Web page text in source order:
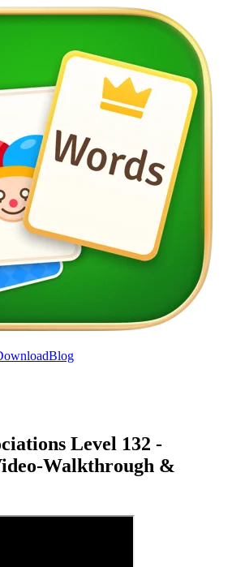
Blog
Level 132 -
Walkthrough &